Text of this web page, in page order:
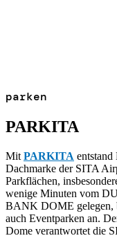
parken
PARKITA
Mit PARKITA entstand
Dachmarke der SITA
Parkflächen,
wenige Minuten vom
BANK DOME gelegen,
auch Eventparken an.
Dome verantwortet die